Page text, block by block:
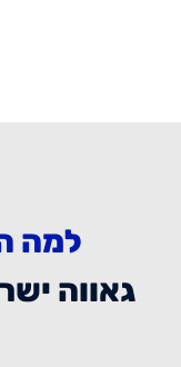
למה
גאווה